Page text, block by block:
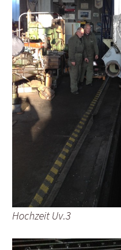
Hochzeit Uv.3